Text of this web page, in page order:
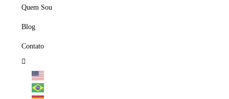
Quem Sou
Blog
Contato